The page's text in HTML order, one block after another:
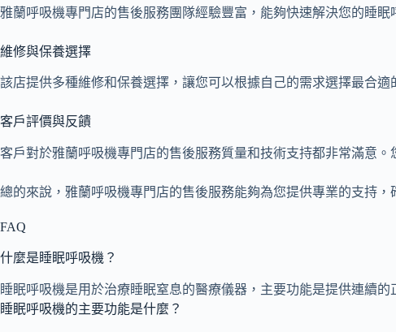
雅蘭呼吸機專門店的售後服務團隊經驗豐富，能夠快速解決您的睡
維修與保養選擇
該店提供多種維修和保養選擇，讓您可以根據自己的需求選擇最合適
客戶評價與反饋
客戶對於雅蘭呼吸機專門店的售後服務質量和技術支持都非常滿意
總的來說，雅蘭呼吸機專門店的售後服務能夠為您提供專業的支持
FAQ
什麼是睡眠呼吸機？
睡眠呼吸機是用於治療睡眠窒息的醫療儀器，主要功能是提供連續的
睡眠呼吸機的主要功能是什麼？